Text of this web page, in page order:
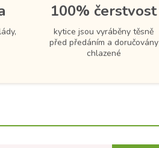
100% čerstvost
kytice jsou vyráběny těsně
před předáním a doručovány
chlazené